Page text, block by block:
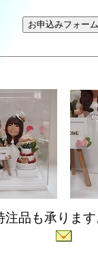
品も承りま